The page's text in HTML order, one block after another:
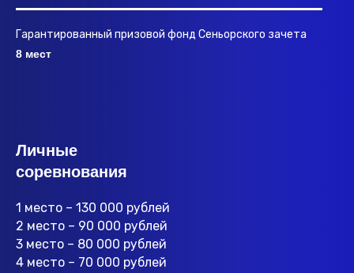
Гарантированный призовой фонд Сеньорского зачета
8 мест
Личные
соревнования
1 место – 130 000 рублей
2 место – 90 000 рублей
3 место – 80 000 рублей
4 место – 70 000 рублей